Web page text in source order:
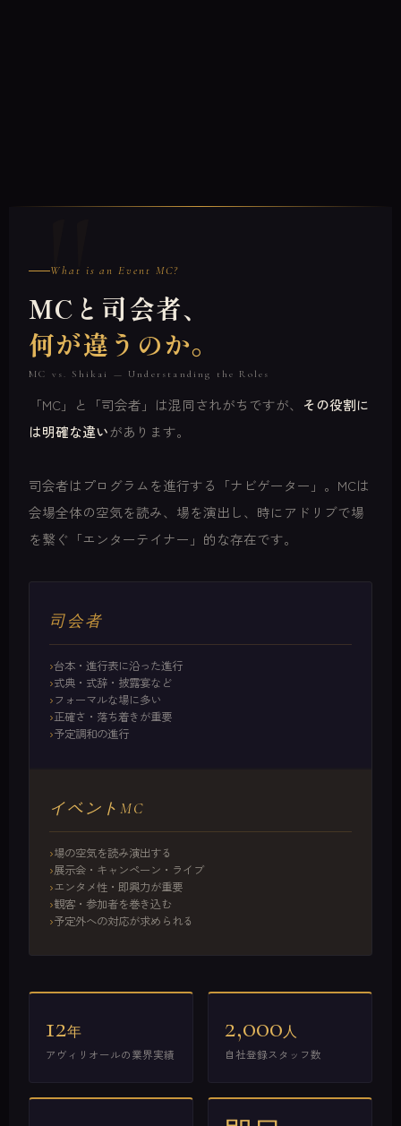
What is an Event MC?
MCと司会者、
何が違うのか。
MC vs. Shikai — Understanding the Roles
「MC」と「司会者」は混同されがちですが、 その役割に
は明確な違いがあります。
司会者はプログラムを進行する「ナビゲーター」。MCは
会場全体の空気を読み、場を演出し、時にアドリブで場
を繋ぐ「エンターテイナー」的な存在です。
司会者
台本・進行表に沿った進行
式典・式辞・披露宴など
フォーマルな場に多い
正確さ・落ち着きが重要
予定調和の進行
イベントMC
場の空気を読み演出する
展示会・キャンペーン・ライブ
エンタメ性・即興力が重要
観客・参加者を巻き込む
予定外への対応が求められる
12年
アヴィリオールの業界実績
2,000人
自社登録スタッフ数